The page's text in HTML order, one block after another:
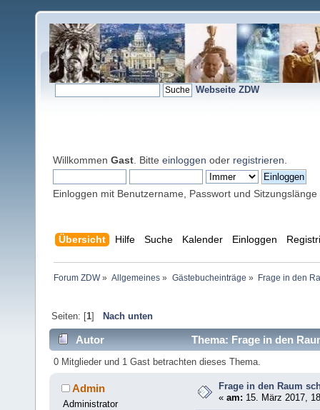
Webseite ZDW
Willkommen Gast . Bitte einloggen oder registrieren
Einloggen mit Benutzername, Passwort und Sitzungslänge
Übersicht Hilfe Suche Kalender Einloggen
Forum ZDW» Allgemeines » Gästebucheinträge » Frage in den
Seiten: [1] Nach unten
Autor Thema: Frage in den
0 Mitglieder und 1 Gast betrachten dieses Thema.
Admin
Administrator
Frage in den Raum
«am: 15. März 2017,